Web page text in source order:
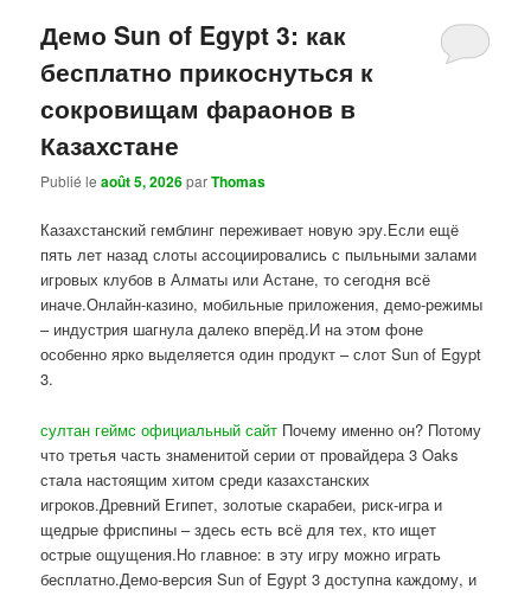
Демо Sun of Egypt 3: как
бесплатно прикоснуться к
сокровищам фараонов в
Казахстане
Publié leaoût 5, 2026parThomas
Казахстанский гемблинг переживает новую эру.Если ещё
пять лет назад слоты ассоциировались с пыльными залами
игровых клубов в Алматы или Астане, то сегодня всё
иначе.Онлайн-казино, мобильные приложения, демо-режимы
– индустрия шагнула далеко вперёд.И на этом фоне
особенно ярко выделяется один продукт – слот Sun of Egypt
3.
султан геймс официальный сайт Почему именно он? Потому
что третья часть знаменитой серии от провайдера 3 Oaks
стала настоящим хитом среди казахстанских
игроков.Древний Египет, золотые скарабеи, риск-игра и
щедрые фриспины – здесь есть всё для тех, кто ищет
острые ощущения.Но главное: в эту игру можно играть
бесплатно.Демо-версия Sun of Egypt 3 доступна каждому, и